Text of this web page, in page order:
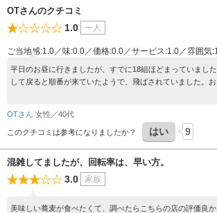
OTさんのクチコミ
1.0 一人
ご当地感:1.0／味:0.0／価格:0.0／サービス:1.0／雰囲気
平日のお昼に行きましたが、すでに18組ほどまっていまし
して戻ると順番が来ていたようで、飛ばされていました。お
ころ、店内の女性店員が5、6人集まって「名前書いてんだ
なるんですよ！ここにも書いてありますよね！もう一度最後
ね！」と店の外に出ながら張り紙を指して大声で言ってきま
ャンセル扱いも最後に回るのも文句ありませんが、大声で
てどういう教育されてるんでしょう。店内の店員も小学生じ
明すればいいものを、集まっていて暇なんでしょうか。観光
ので混んでいますが、それで何か勘違いしてるようです。二
OTさん 女性／40代
このクチコミは参考になりましたか？ はい 9
混雑してましたが、回転率は、早い方。
3.0 家族
美味しい蕎麦が食べたくて、調べたらこちらの店の評価良か